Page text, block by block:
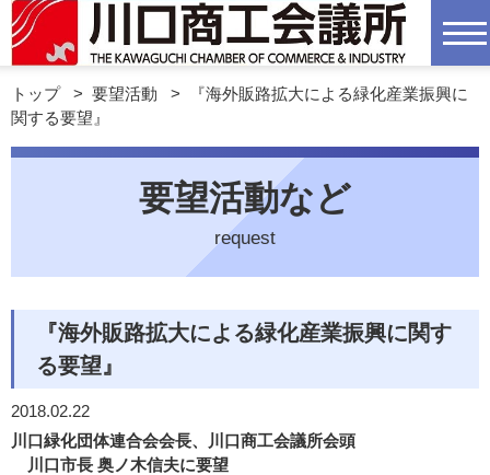
トップ> 要望活動 >
『海外販路拡大による緑化産業振興に
関する要望』
要望活動など
request
『海外販路拡大による緑化産業振興に関す
る要望』
2018.02.22
川口緑化団体連合会会長、川口商工会議所会頭
川口市長 奥ノ木信夫に要望